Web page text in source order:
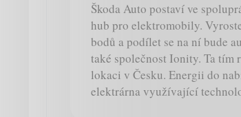
Škoda Auto postaví ve
hub pro elektromobily.
bodů a podílet se na ní bude
také společnost Ionity. Ta
lokaci v Česku. Energii do
elektrárna využívající